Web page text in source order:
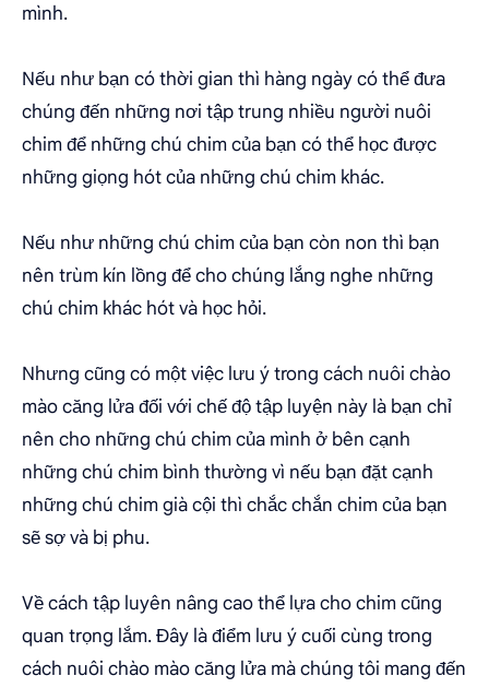
mình.
Nếu như bạn có thời gian thì hàng ngày có thể đưa
chúng đến những nơi tập trung nhiều người nuôi
chim để những chú chim của bạn có thể học được
những giọng hót của những chú chim khác.
Nếu như những chú chim của bạn còn non thì bạn
nên trùm kín lồng để cho chúng lắng nghe những
chú chim khác hót và học hỏi.
Nhưng cũng có một việc lưu ý trong cách nuôi chào
mào căng lửa đối với chế độ tập luyện này là bạn chỉ
nên cho những chú chim của mình ở bên cạnh
những chú chim bình thường vì nếu bạn đặt cạnh
những chú chim già cội thì chắc chắn chim của bạn
sẽ sợ và bị phu.
Về cách tập luyên nâng cao thể lựa cho chim cũng
quan trọng lắm. Đây là điểm lưu ý cuối cùng trong
cách nuôi chào mào căng lửa mà chúng tôi mang đến